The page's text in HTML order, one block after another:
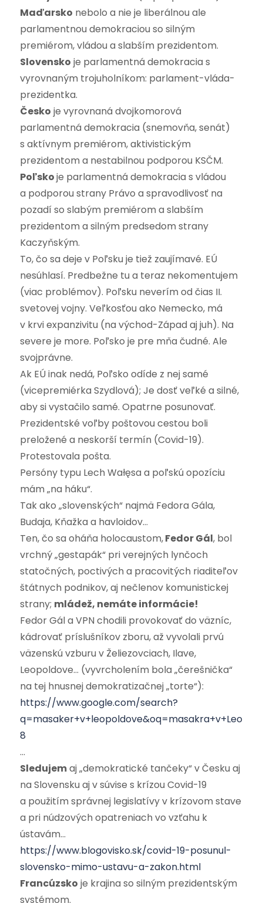
Maďarsko nebolo a nie je liberálnou ale
parlamentnou demokraciou so silným
premiérom, vládou a slabším prezidentom.
Slovensko je parlamentná demokracia s
vyrovnaným trojuholníkom: parlament-vláda-
prezidentka.
Česko je vyrovnaná dvojkomorová
parlamentná demokracia (snemovňa, senát)
s aktívnym premiérom, aktivistickým
prezidentom a nestabilnou podporou KSČM.
Poľskoje parlamentná demokracia s vládou
a podporou strany Právo a spravodlivosť na
pozadí so slabým premiérom a slabším
prezidentom a silným predsedom strany
Kaczyňským.
To, čo sa deje v Poľsku je tiež zaujímavé. EÚ
nesúhlasí. Predbežne tu a teraz nekomentujem
(viac problémov). Poľsku neverím od čias II.
svetovej vojny. Veľkosťou ako Nemecko, má
v krvi expanzivitu (na východ-Západ aj juh). Na
severe je more. Poľsko je pre mňa čudné. Ale
svojprávne.
Ak EÚ inak nedá, Poľsko odíde z nej samé
(vicepremiérka Szydlová); Je dosť veľké a silné,
aby si vystačilo samé. Opatrne posunovať.
Prezidentské voľby poštovou cestou boli
preložené a neskorší termín (Covid-19).
Protestovala pošta.
Persóny typu Lech Wałęsa a poľskú opozíciu
mám „na háku“.
Tak ako „slovenských“ najmä Fedora Gála,
Budaja, Kňažka a havloidov…
Ten, čo sa oháňa holocaustom,Fedor Gál, bol
vrchný „gestapák“ pri verejných lynčoch
statočných, poctivých a pracovitých riaditeľov
štátnych podnikov, aj nečlenov komunistickej
strany; mládež, nemáte informácie!
Fedor Gál a VPN chodili provokovať do väzníc,
kádrovať príslušníkov zboru, až vyvolali prvú
väzenskú vzburu v Želiezovciach, Ilave,
Leopoldove… (vyvrcholením bola „čerešnička“
na tej hnusnej demokratizačnej „torte“):
https://www.google.com/search?
8
…
Sledujemaj „demokratické tančeky“ v Česku aj
na Slovensku aj v súvise s krízou Covid-19
a použitím správnej legislatívy v krízovom stave
a pri núdzových opatreniach vo vzťahu k
ústavám…
https://www.blogovisko.sk/covid-19-posunul-
slovensko-mimo-ustavu-a-zakon.html
Francúzsko je krajina so silným prezidentským
systémom.